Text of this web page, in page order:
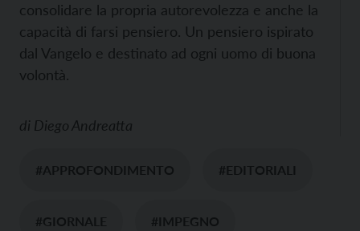
consolidare la propria autorevolezza e anche la
capacità di farsi pensiero. Un pensiero ispirato
dal Vangelo e destinato ad ogni uomo di buona
volontà.
di Diego Andreatta
#APPROFONDIMENTO #EDITORIALI
#GIORNALE #IMPEGNO